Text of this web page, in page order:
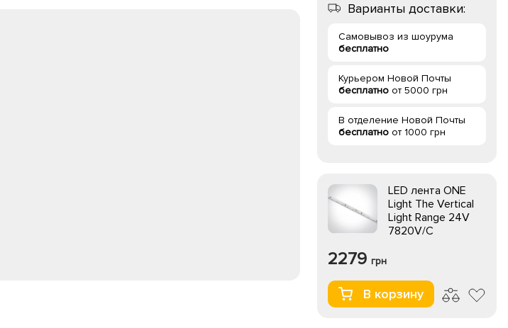
Варианты доставки:
Самовывоз из шоурума
бесплатно
Курьером Новой Почты
бесплатно от 5000 грн
В отделение Новой Почты
бесплатно от 1000 грн
LED лента ONE
Light The Vertical
Light Range 24V
7820V/C
2279 грн
В корзину